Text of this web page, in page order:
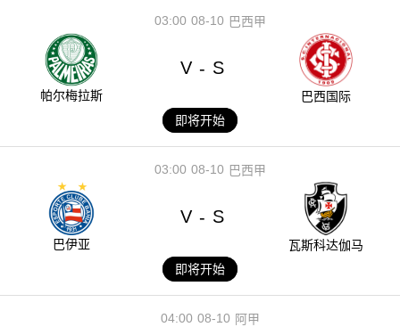
08-10
03:00 巴西甲
帕尔梅拉斯
V - S
巴西国际
即将开始
08-10
03:00 巴西甲
巴伊亚
V - S
瓦斯科达伽马
即将开始
08-10
04:00 阿甲